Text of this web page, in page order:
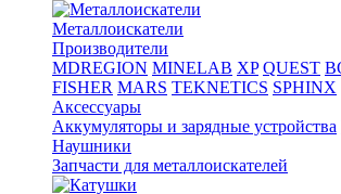
Металлоискатели
Производители
MDREGION MINELAB XP QUEST
FISHER MARS TEKNETICS SPHINX
Аксессуары
Аккумуляторы и зарядные устройства
Наушники
Запчасти для металлоискателей